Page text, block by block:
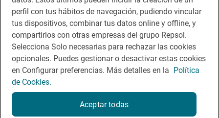
Aviso legal
Contacto
Normas participación en RRSS
perfil con tus hábitos de navegación, pudiendo vincular
tus dispositivos, combinar tus datos online y offline, y
compartirlos con otras empresas del grupo Repsol.
Selecciona Solo necesarias para rechazar las cookies
opcionales. Puedes gestionar o desactivar estas cookies
en Configurar preferencias. Más detalles en la Política
de Cookies.
Aceptar todas